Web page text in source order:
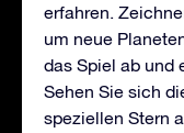
erfahren.
um neue
das Spiel ab und
Sehen Sie sich
speziellen Stern